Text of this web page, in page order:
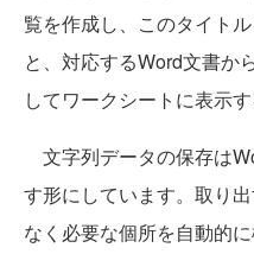
覧を作成し、このタイト
と、対応するWord文書か
してワークシートに表示
文字列データの保存は
す形にしています。取り
なく必要な個所を自動的